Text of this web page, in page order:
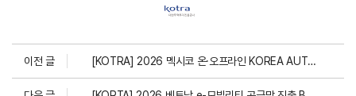
이전 글 [KOTRA] 2026 멕시코 온·오프라인 KOREA AUTOPARTS PLAZA (KAP)